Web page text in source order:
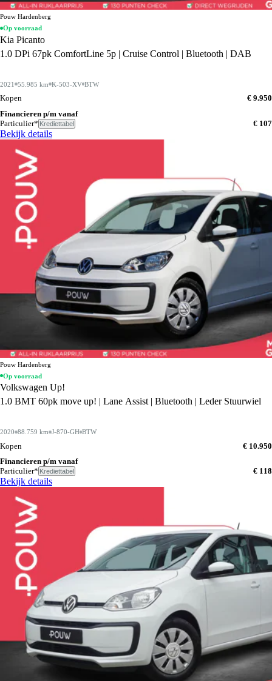
Pouw Hardenberg
Op voorraad
Kia Picanto
1.0 DPi 67pk ComfortLine 5p | Cruise Control | Bluetooth | DAB
2021 55.985 km K-503-XV BTW
Kopen
€ 9.950
Financieren p/m vanaf
Particulier* Krediettabel € 107
Bekijk details
Pouw Hardenberg
Op voorraad
Volkswagen Up!
1.0 BMT 60pk move up! | Lane Assist | Bluetooth | Leder Stuurwiel
2020 88.759 km J-870-GH BTW
Kopen
€ 10.950
Financieren p/m vanaf
Particulier* Krediettabel € 118
Bekijk details